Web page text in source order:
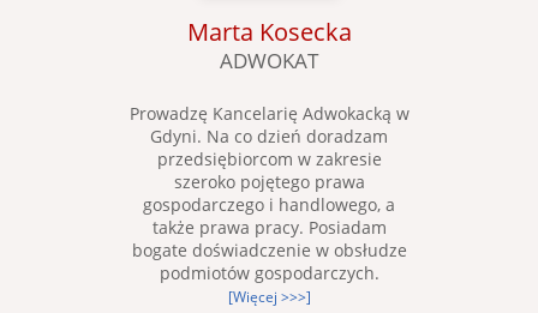
Marta Kosecka
ADWOKAT
Prowadzę Kancelarię Adwokacką w
Gdyni. Na co dzień doradzam
przedsiębiorcom w zakresie
szeroko pojętego prawa
gospodarczego i handlowego, a
także prawa pracy. Posiadam
bogate doświadczenie w obsłudze
podmiotów gospodarczych.
[Więcej >>>]